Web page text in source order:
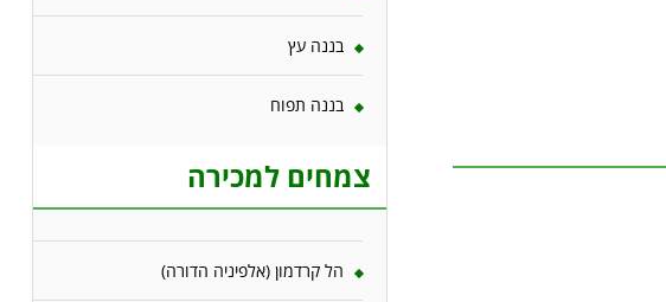
בננה עץ
בננה תפוח
צמחים למכירה
הל קרדמון (אלפיניה הדורה)